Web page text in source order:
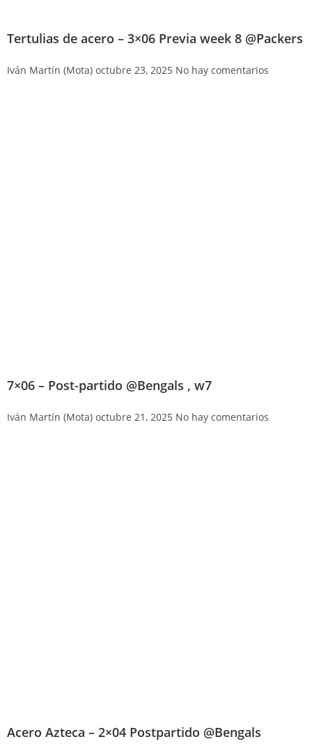
Tertulias de acero – 3×06 Previa week 8 @Packers
Iván Martín (Mota) octubre 23, 2025 No hay comentarios
7×06 – Post-partido @Bengals , w7
Iván Martín (Mota) octubre 21, 2025 No hay comentarios
Acero Azteca – 2×04 Postpartido @Bengals